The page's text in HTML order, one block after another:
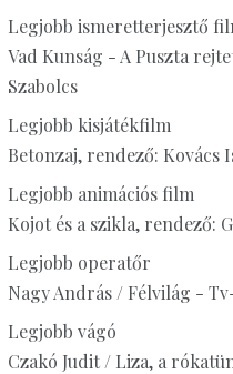
Legjobb ismeretterjesztő
Vad Kunság - A Puszta
Szabolcs
Legjobb kisjátékfilm
Betonzaj, rendező: Kovács
Legjobb animációs film
Kojot és a szikla, rendező:
Legjobb operatőr
Nagy András / Félvilág -
Legjobb vágó
Czakó Judit / Liza, a